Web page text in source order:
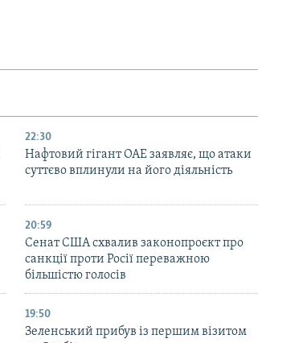
22:30
Нафтовий гігант ОАЕ заявляє, що атаки
суттєво вплинули на його діяльність
20:59
Cенат США схвалив законопроєкт про
санкції проти Росії переважною
більшістю голосів
19:50
Зеленський прибув із першим візитом